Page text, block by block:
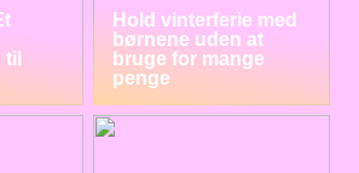
Hold vinterferie med
børnene uden at
bruge for mange
penge